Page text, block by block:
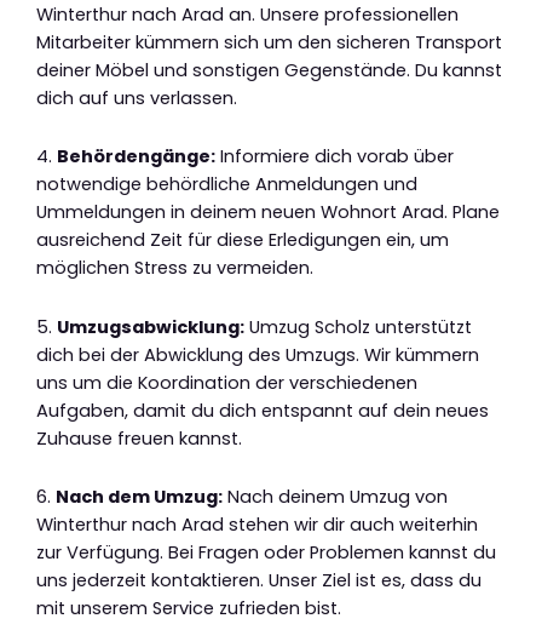
Winterthur nach Arad an. Unsere professionellen
Mitarbeiter kümmern sich um den sicheren Transport
deiner Möbel und sonstigen Gegenstände. Du kannst
dich auf uns verlassen.
4. Behördengänge: Informiere dich vorab über
notwendige behördliche Anmeldungen und
Ummeldungen in deinem neuen Wohnort Arad. Plane
ausreichend Zeit für diese Erledigungen ein, um
möglichen Stress zu vermeiden.
5. Umzugsabwicklung: Umzug Scholz unterstützt
dich bei der Abwicklung des Umzugs. Wir kümmern
uns um die Koordination der verschiedenen
Aufgaben, damit du dich entspannt auf dein neues
Zuhause freuen kannst.
6. Nach dem Umzug: Nach deinem Umzug von
Winterthur nach Arad stehen wir dir auch weiterhin
zur Verfügung. Bei Fragen oder Problemen kannst du
uns jederzeit kontaktieren. Unser Ziel ist es, dass du
mit unserem Service zufrieden bist.